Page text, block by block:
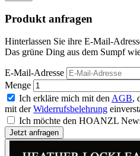
Produkt anfragen
Hinterlassen Sie ihre E-Mail-
Das grüne Ding aus dem Sumpf
E-Mail-Adresse
Menge
Ich erkläre mich mit den AGB,
mit derWiderrufsbelehrung
Ich möchte den HOANZL